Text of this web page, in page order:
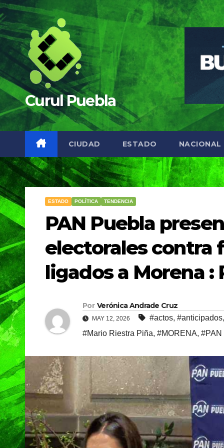
Saltar
al
contenido
Curul Puebla
CIUDAD ESTADO NACIONAL
ESTADO POLÍTICA TENDENCIA
PAN Puebla
electorales contra
ligados a Morena :
Por Verónica Andrade Cruz
MAY 12, 2026 #actos, #anticipados,
#Mario Riestra Piña, #MORENA, #PAN